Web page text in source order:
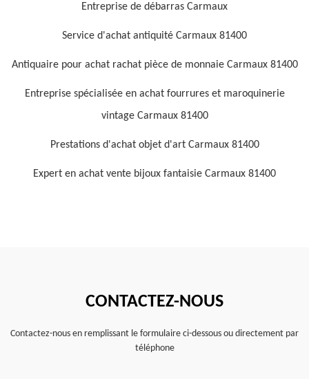
Entreprise de débarras Carmaux
Service d'achat antiquité Carmaux 81400
Antiquaire pour achat rachat pièce de monnaie Carmaux 81400
Entreprise spécialisée en achat fourrures et maroquinerie
vintage Carmaux 81400
Prestations d'achat objet d'art Carmaux 81400
Expert en achat vente bijoux fantaisie Carmaux 81400
CONTACTEZ-NOUS
Contactez-nous en remplissant le formulaire ci-dessous ou directement par
téléphone